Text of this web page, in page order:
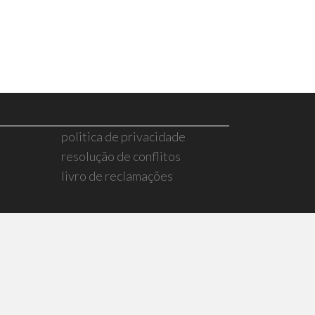
politica de privacidade
resolução de conflitos
livro de reclamações